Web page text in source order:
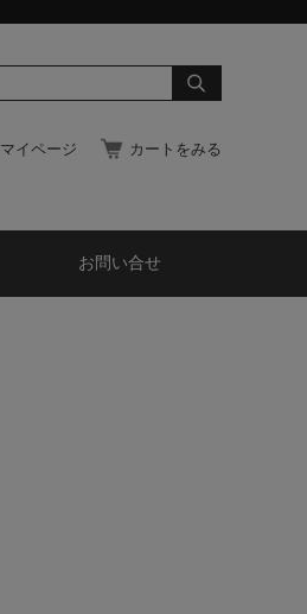
マイページ カートをみる
お問い合せ